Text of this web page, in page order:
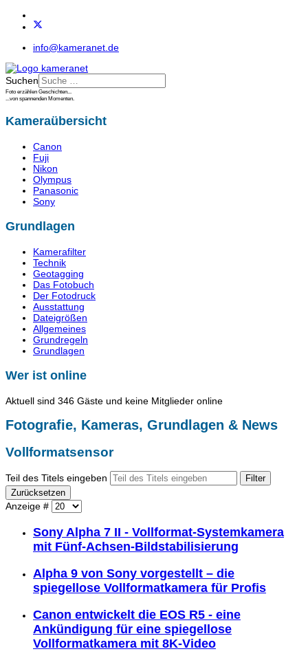
info@kameranet.de
Suchen
Foto erzählen Geschichten...
...von spannenden Momenten.
Kameraübersicht
Canon
Fuji
Nikon
Olympus
Panasonic
Sony
Grundlagen
Kamerafilter
Technik
Geotagging
Das Fotobuch
Der Fotodruck
Ausstattung
Dateigrößen
Allgemeines
Grundregeln
Grundlagen
Wer ist online
Aktuell sind 346 Gäste und keine Mitglieder online
Fotografie, Kameras, Grundlagen & News
Vollformatsensor
Teil des Titels eingeben
Filter
Zurücksetzen
Anzeige #
Sony Alpha 7 II - Vollformat-Systemkamera
mit Fünf-Achsen-Bildstabilisierung
Alpha 9 von Sony vorgestellt – die
spiegellose Vollformatkamera für Profis
Canon entwickelt die EOS R5 - eine
Ankündigung für eine spiegellose
Vollformatkamera mit 8K-Video